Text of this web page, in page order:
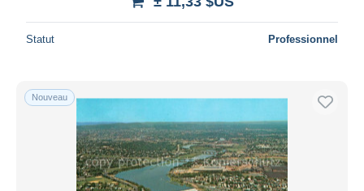
Statut Professionnel
Nouveau